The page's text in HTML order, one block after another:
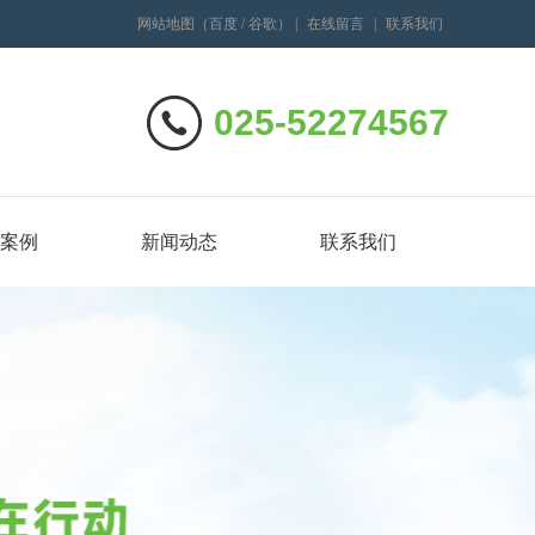
网站地图 （百度 / 谷歌 ） 在线留言 联系我们
025-52274567
例 新闻动态 联系我们